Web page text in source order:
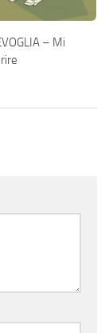
– Mi